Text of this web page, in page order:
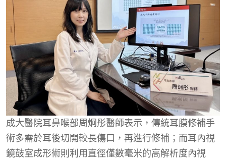
成大醫院耳鼻喉部周炯彤醫師表示，傳統耳膜修補手
術多需於耳後切開較長傷口，再進行修補；而耳內視
鏡鼓室成形術則利用直徑僅數毫米的高解析度內視